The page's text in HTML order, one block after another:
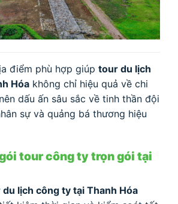
điểm phù hợp giúp tour du lịch
Hóa không chỉ hiệu quả về chi
dấu ấn sâu sắc về tinh thần đội
sự và quảng bá thương hiệu
tour công ty trọn gói tại
lịch công ty tại Thanh Hóa